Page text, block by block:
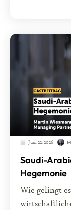
Juni 22, 2026
Saudi-
Hegemonie
Wie gelingt